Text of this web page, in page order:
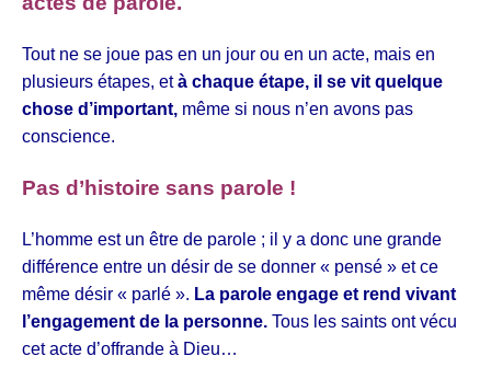
Tout ne se joue pas en un jour ou en un acte, mais en
plusieurs étapes, età chaque étape, il se vit quelque
chose d’important, même si nous n’en avons pas
conscience.
Pas d’histoire sans parole !
L’homme est un être de parole ; il y a donc une grande
différence entre un désir de se donner « pensé » et ce
même désir « parlé ». La parole engage et rend vivant
l’engagement de la personne. Tous les saints ont vécu
cet acte d’offrande à Dieu…